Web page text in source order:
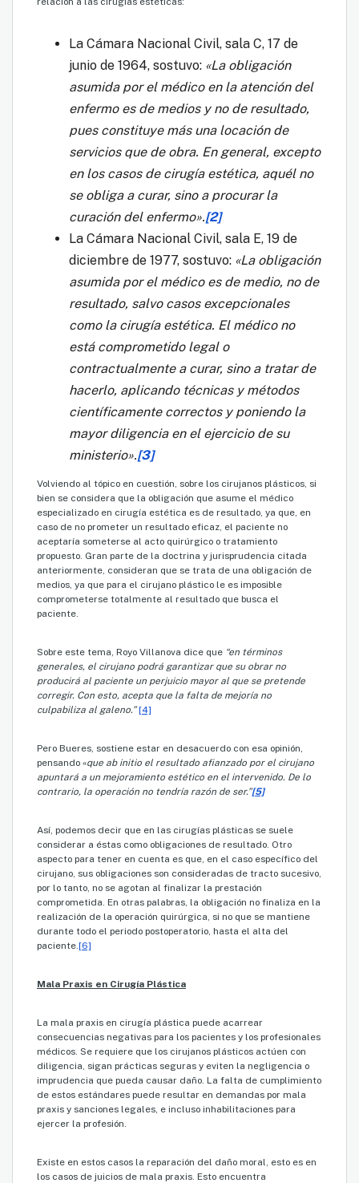
La Cámara Nacional Civil, sala C, 17 de
junio de 1964, sostuvo: «La obligación
asumida por el médico en la atención del
enfermo es de medios y no de resultado,
pues constituye más una locación de
servicios que de obra. En general, excepto
en los casos de cirugía estética, aquél no
se obliga a curar, sino a procurar la
curación del enfermo».[2]
La Cámara Nacional Civil, sala E, 19 de
diciembre de 1977, sostuvo: «La obligación
asumida por el médico es de medio, no de
resultado, salvo casos excepcionales
como la cirugía estética. El médico no
está comprometido legal o
contractualmente a curar, sino a tratar de
hacerlo, aplicando técnicas y métodos
científicamente correctos y poniendo la
mayor diligencia en el ejercicio de su
ministerio».[3]
Volviendo al tópico en cuestión, sobre los cirujanos plásticos, si
bien se considera que la obligación que asume el médico
especializado en cirugía estética es de resultado, ya que, en
caso de no prometer un resultado eficaz, el paciente no
aceptaría someterse al acto quirúrgico o tratamiento
propuesto. Gran parte de la doctrina y jurisprudencia citada
anteriormente, consideran que se trata de una obligación de
medios, ya que para el cirujano plástico le es imposible
comprometerse totalmente al resultado que busca el
paciente.
Sobre este tema, Royo Villanova dice que “en términos
generales, el cirujano podrá garantizar que su obrar no
producirá al paciente un perjuicio mayor al que se pretende
corregir. Con esto, acepta que la falta de mejoría no
culpabiliza al galeno.” [4]
Pero Bueres, sostiene estar en desacuerdo con esa opinión,
pensando «que ab initio el resultado afianzado por el cirujano
apuntará a un mejoramiento estético en el intervenido. De lo
contrario, la operación no tendría razón de ser.”[5]
Así, podemos decir que en las cirugías plásticas se suele
considerar a éstas como obligaciones de resultado. Otro
aspecto para tener en cuenta es que, en el caso específico del
cirujano, sus obligaciones son consideradas de tracto sucesivo,
por lo tanto, no se agotan al finalizar la prestación
comprometida. En otras palabras, la obligación no finaliza en la
realización de la operación quirúrgica, si no que se mantiene
durante todo el periodo postoperatorio, hasta el alta del
paciente. [6]
Mala Praxis en Cirugía Plástica
La mala praxis en cirugía plástica puede acarrear
consecuencias negativas para los pacientes y los profesionales
médicos. Se requiere que los cirujanos plásticos actúen con
diligencia, sigan prácticas seguras y eviten la negligencia o
imprudencia que pueda causar daño. La falta de cumplimiento
de estos estándares puede resultar en demandas por mala
praxis y sanciones legales, e incluso inhabilitaciones para
ejercer la profesión.
Existe en estos casos la reparación del daño moral, esto es en
los casos de juicios de mala praxis. Esto encuentra